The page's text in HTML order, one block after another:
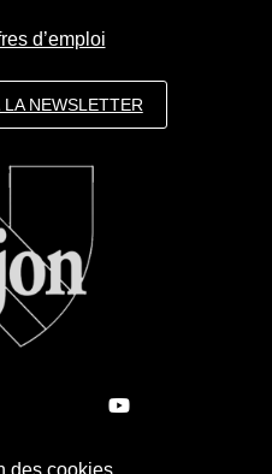
d’emploi
NEWSLETTER
des cookies